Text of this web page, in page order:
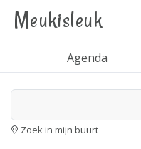
Meukisleuk
Agenda
Zoek in mijn buurt